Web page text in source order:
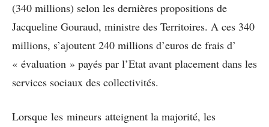
(340 millions) selon les dernières propositions de
Jacqueline Gouraud, ministre des Territoires. A ces 340
millions, s’ajoutent 240 millions d’euros de frais d’
« évaluation » payés par l’Etat avant placement dans les
services sociaux des collectivités.
Lorsque les mineurs atteignent la majorité, les